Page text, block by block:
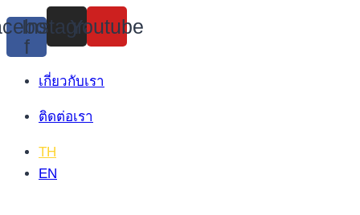
Skip
to
content
f
Instagram
Youtube
เกี่ยวกับเรา
ติดต่อเรา
TH
EN